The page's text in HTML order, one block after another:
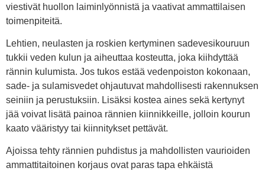
viestivät huollon laiminlyönnistä ja vaativat ammattilaisen
toimenpiteitä.
Lehtien, neulasten ja roskien kertyminen sadevesikouruun
tukkii veden kulun ja aiheuttaa kosteutta, joka kiihdyttää
rännin kulumista. Jos tukos estää vedenpoiston kokonaan,
sade- ja sulamisvedet ohjautuvat mahdollisesti rakennuksen
seiniin ja perustuksiin. Lisäksi kostea aines sekä kertynyt
jää voivat lisätä painoa rännien kiinnikkeille, jolloin kourun
kaato vääristyy tai kiinnitykset pettävät.
Ajoissa tehty rännien puhdistus ja mahdollisten vaurioiden
ammattitaitoinen korjaus ovat paras tapa ehkäistä